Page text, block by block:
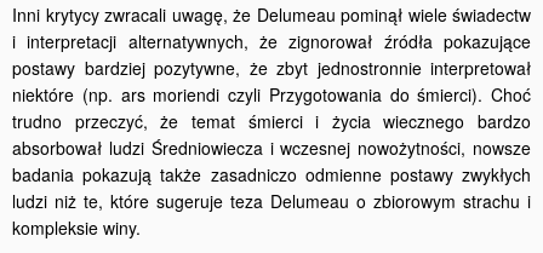
Inni krytycy zwracali uwagę, że Delumeau pominął wiele świadectw
i interpretacji alternatywnych, że zignorował źródła pokazujące
postawy bardziej pozytywne, że zbyt jednostronnie interpretował
niektóre (np. ars moriendi czyli Przygotowania do śmierci). Choć
trudno przeczyć, że temat śmierci i życia wiecznego bardzo
absorbował ludzi Średniowiecza i wczesnej nowożytności, nowsze
badania pokazują także zasadniczo odmienne postawy zwykłych
ludzi niż te, które sugeruje teza Delumeau o zbiorowym strachu i
kompleksie winy.